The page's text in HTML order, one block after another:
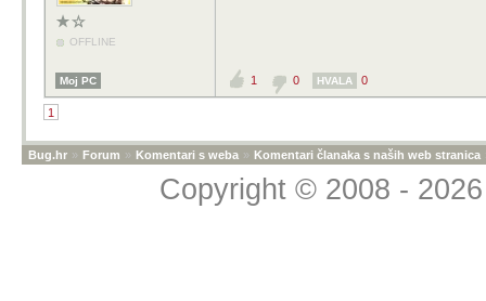
OFFLINE
Moj PC 1 0 HVALA 0
1
Bug.hr » Forum » Komentari s weba » Komentari članaka s naših web stranica
Copyright © 2008 -